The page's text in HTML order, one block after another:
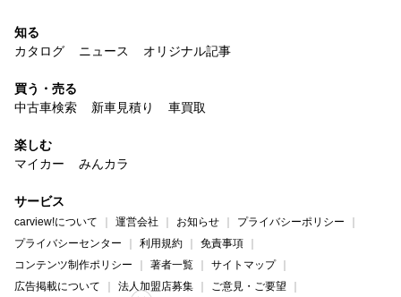
知る
カタログ
ニュース オリジナル記事
買う・売る
中古車検索
新車見積り 車買取
楽しむ
マイカー
みんカラ
サービス
carview!について 運営会社 お知らせ
プライバシーポリシー
プライバシーセンター
利用規約
免責事項
コンテンツ制作ポリシー
著者一覧
サイトマップ
広告掲載について
法人加盟店募集 ご意見・ご要望